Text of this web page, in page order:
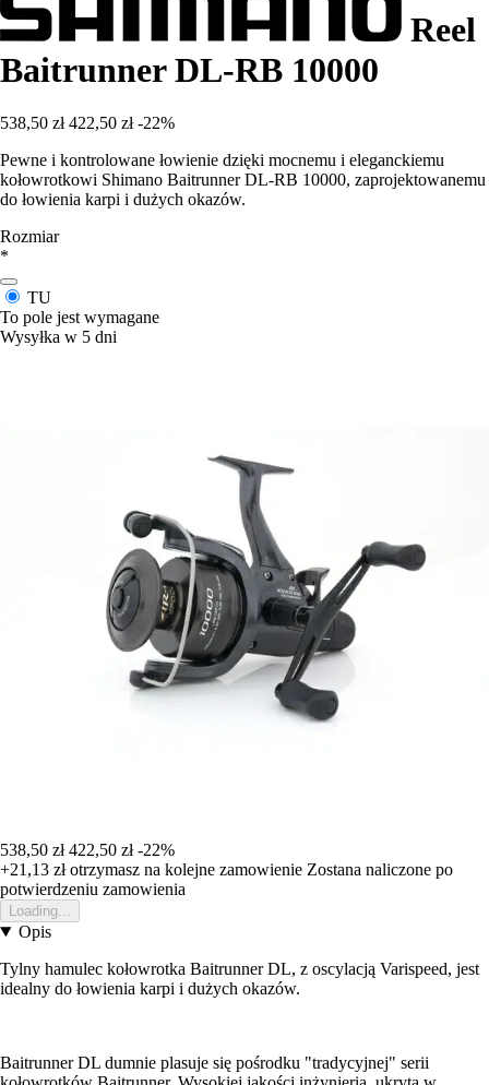
Reel
Baitrunner DL-RB 10000
538,50 zł 422,50 zł -22%
Pewne i kontrolowane łowienie dzięki mocnemu i eleganckiemu
kołowrotkowi Shimano Baitrunner DL-RB 10000, zaprojektowanemu
do łowienia karpi i dużych okazów.
Rozmiar
*
TU
To pole jest wymagane
Wysyłka w 5 dni
538,50 zł 422,50 zł -22%
+21,13 złotrzymasz na kolejne zamowienie Zostana naliczone po
potwierdzeniu zamowienia
Loading...
Opis
Tylny hamulec kołowrotka Baitrunner DL, z oscylacją Varispeed, jest
idealny do łowienia karpi i dużych okazów.
Baitrunner DL dumnie plasuje się pośrodku "tradycyjnej" serii